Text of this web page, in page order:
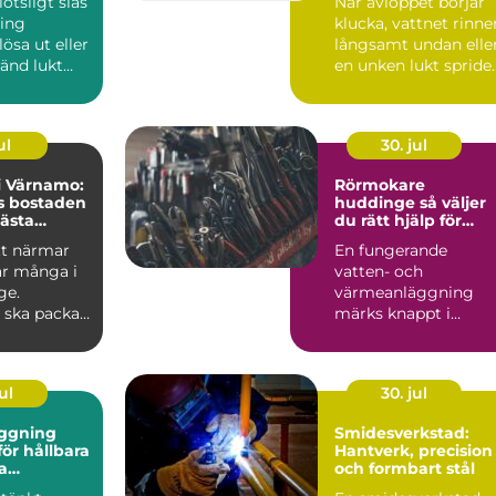
ut eller
lukt
klucka, vattnet
långsamt undan
en unken lukt sprider
bostaden
närmar
många i
packas,
30. jul
Rörmokare
huddinge så väljer
du rätt hjälp för
trygghet
En fungerande
vatten- och
värmeanläggning
märks knappt i
rullar på, kranen ger
hållbara
30. jul
Smidesverkstad:
Hantverk, precision
och formbart stål